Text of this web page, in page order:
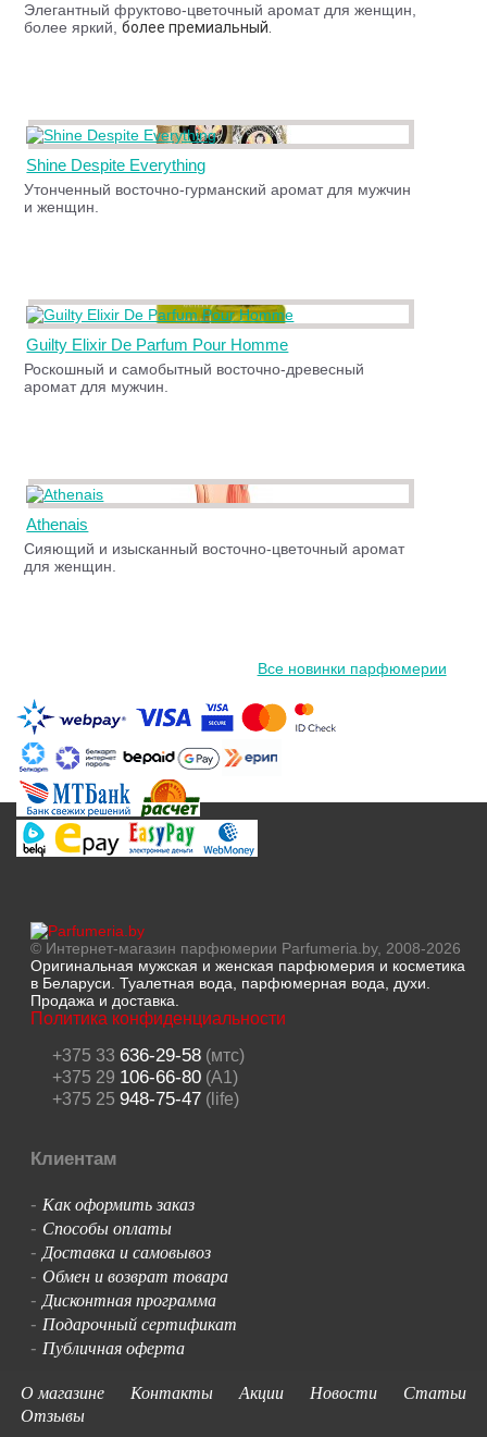
Элегантный фруктово-цветочный аромат для женщин,
более яркий,более премиальный.
Shine Despite Everything
Утонченный восточно-гурманский аромат для мужчин
и женщин.
Guilty Elixir De Parfum Pour Homme
Роскошный и самобытный восточно-древесный
аромат для мужчин.
Athenais
Сияющий и изысканный восточно-цветочный аромат
для женщин.
Все новинки парфюмерии
© Интернет-магазин парфюмерии Parfumeria.by, 2008-2026
Оригинальная мужская и женская парфюмерия и косметика
в Беларуси. Туалетная вода, парфюмерная вода, духи.
Продажа и доставка.
Политика конфиденциальности
+375 33 636-29-58(мтс)
+375 29 106-66-80(A1)
+375 25 948-75-47(life)
Клиентам
- Как оформить заказ
- Способы оплаты
-Доставка и самовывоз
- Обмен и возврат товара
-Дисконтная программа
- Подарочный сертификат
- Публичная оферта
О магазине
Контакты Акции Новости
Статьи
Отзывы